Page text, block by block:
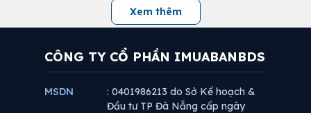
Xem thêm
CÔNG TY CỔ PHẦN IMUABANBDS
MSDN
: 0401986213 do Sở Kế hoạch &
Đầu tư TP Đà Nẵng cấp ngày